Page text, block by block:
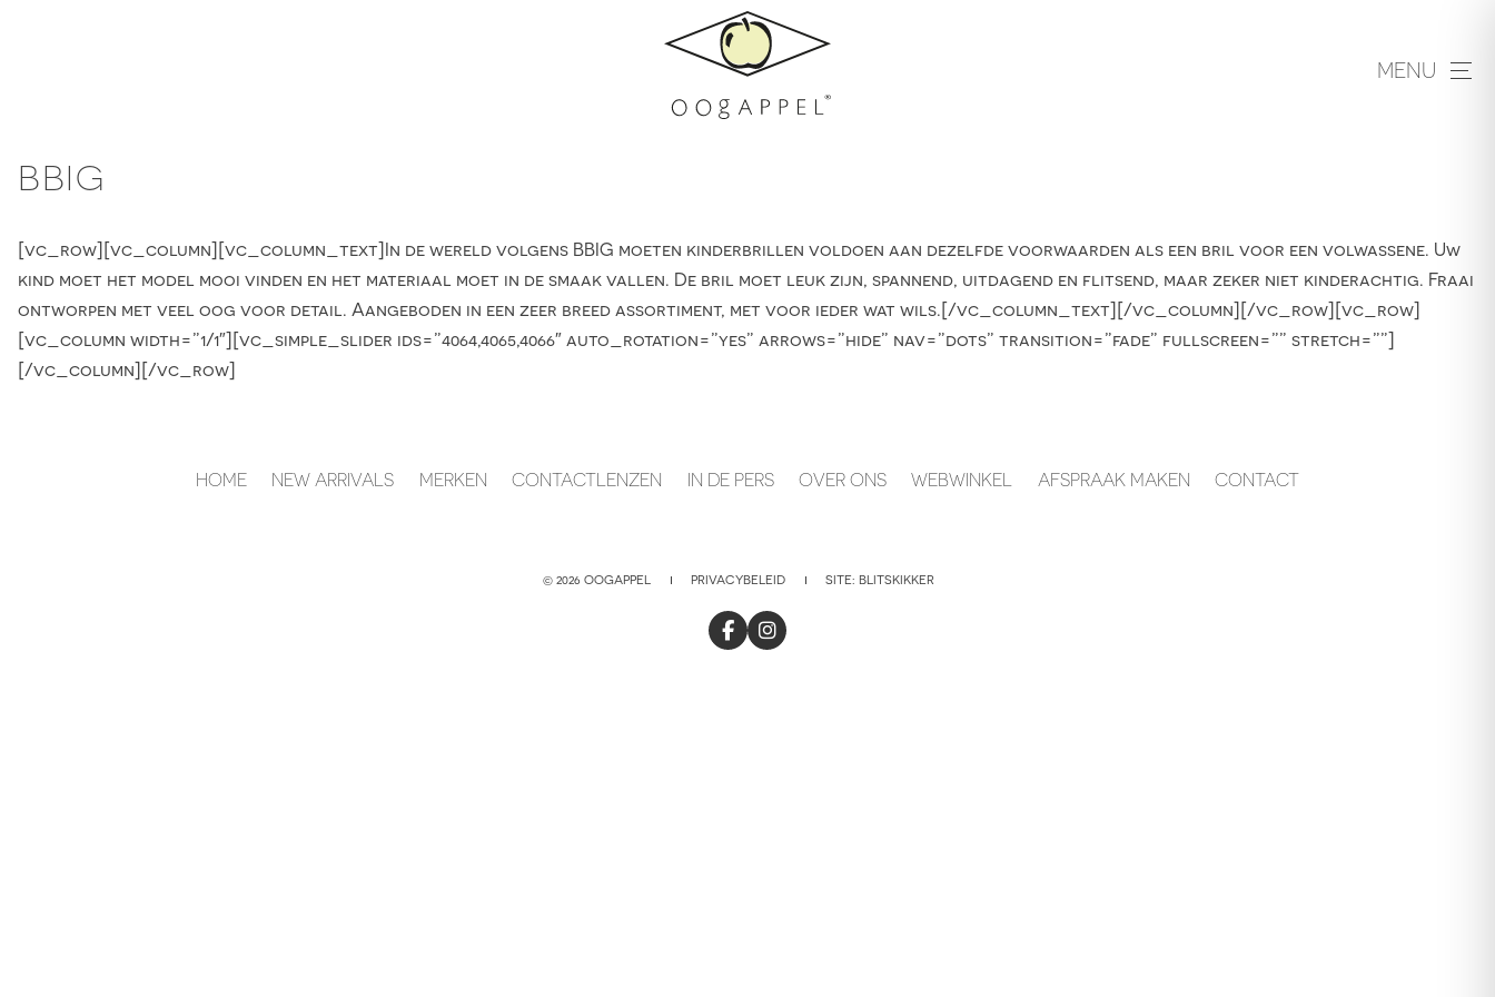
MENU
BBIG
[vc_row][vc_column][vc_column_text]In de wereld volgens BBIG moeten kinderbrillen voldoen aan dezelfde voorwaarden als een bril voor een volwassene. Uw
kind moet het model mooi vinden en het materiaal moet in de smaak vallen. De bril moet leuk zijn, spannend, uitdagend en flitsend, maar zeker niet kinderachtig. Fraai
ontworpen met veel oog voor detail. Aangeboden in een zeer breed assortiment, met voor ieder wat wils.[/vc_column_text][/vc_column][/vc_row][vc_row]
[vc_column width=”1/1″][vc_simple_slider ids=”4064,4065,4066″ auto_rotation=”yes” arrows=”hide” nav=”dots” transition=”fade” fullscreen=”” stretch=””]
[/vc_column][/vc_row]
HOME NEW ARRIVALS MERKEN CONTACTLENZEN IN DE PERS OVER ONS WEBWINKEL AFSPRAAK MAKEN CONTACT
© 2026 OOGAPPEL PRIVACYBELEID SITE: BLITSKIKKER